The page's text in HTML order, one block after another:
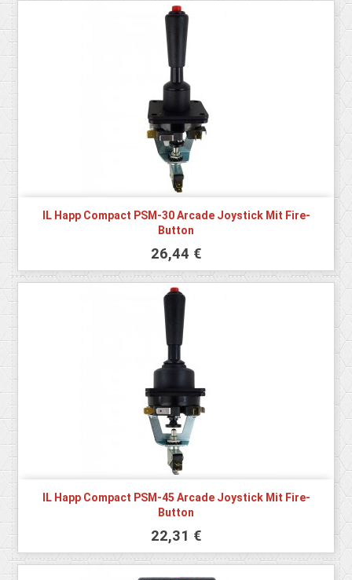
IL Happ Compact PSM-30 Arcade Joystick Mit Fire-
Button
26,44 €
IL Happ Compact PSM-45 Arcade Joystick Mit Fire-
Button
22,31 €